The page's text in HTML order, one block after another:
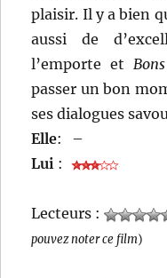
plaisir. Il y a bien
aussi de
l’emporte et
passer un bon
ses dialogues
Elle:
–
Lui :
Lecteurs :
pouvez noter ce film)